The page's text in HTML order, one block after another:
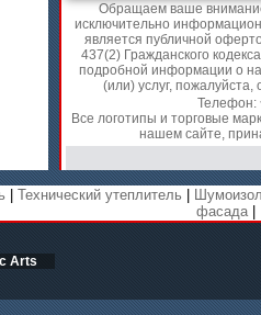
Обращаем ваше
исключительно
является публичной
437(2) Гражданского
подробной информации о
(или) услуг,
Телефон:
Все логотипы и торговые
нашем сайте,
Технический утеплитель
фасада|
Arts